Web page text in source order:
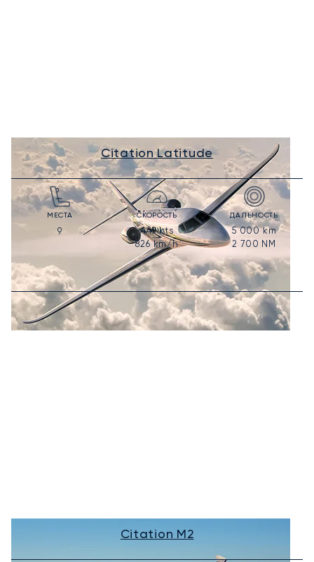
Citation Latitude
МЕСТА
9
СКОРОСТЬ
446kts
826km/h
ДАЛЬНОСТЬ
5 000km
2 700 NM
Citation M2